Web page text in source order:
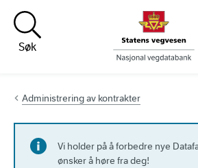
Hopp til innhold
Søk
Administrering av kontrakter
Vi holder på å forbedre nye
ønsker å høre fra deg!